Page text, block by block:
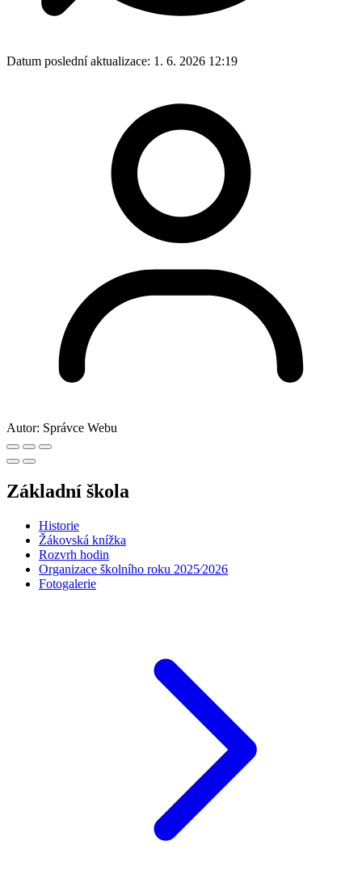
Datum poslední aktualizace: 1. 6. 2026 12:19
Autor: Správce Webu
Základní škola
Historie
Žákovská knížka
Rozvrh hodin
Organizace školního roku 2025⁄2026
Fotogalerie